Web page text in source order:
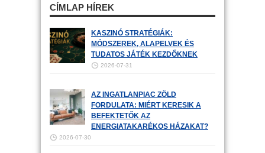
CÍMLAP HÍREK
KASZINÓ STRATÉGIÁK:
MÓDSZEREK, ALAPELVEK ÉS
TUDATOS JÁTÉK KEZDŐKNEK
2026-07-31
AZ INGATLANPIAC ZÖLD
FORDULATA: MIÉRT KERESIK A
BEFEKTETŐK AZ
ENERGIATAKARÉKOS HÁZAKAT?
2026-07-30